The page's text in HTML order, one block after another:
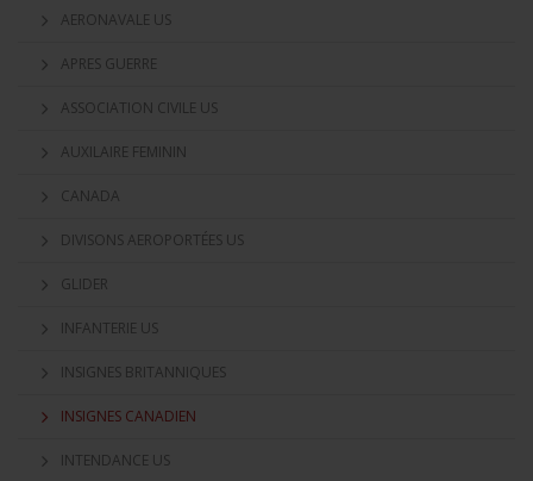
AERONAVALE US
APRES GUERRE
ASSOCIATION CIVILE US
AUXILAIRE FEMININ
CANADA
DIVISONS AEROPORTÉES US
GLIDER
INFANTERIE US
INSIGNES BRITANNIQUES
INSIGNES CANADIEN
INTENDANCE US